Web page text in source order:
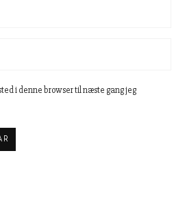
i denne browser til næste gang jeg